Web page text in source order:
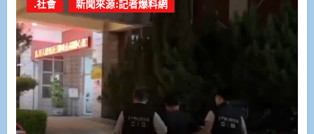
.社會 新聞來源:記者爆料網